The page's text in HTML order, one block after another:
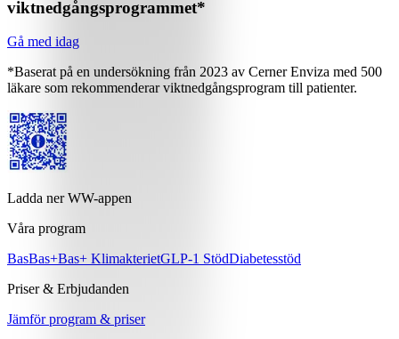
viktnedgångsprogrammet*
Gå med idag
*Baserat på en undersökning från 2023 av Cerner Enviza med 500
läkare som rekommenderar viktnedgångsprogram till patienter.
Ladda ner WW-appen
Våra program
BasBas+Bas+ KlimakterietGLP-1 StödDiabetesstöd
Priser & Erbjudanden
Jämför program & priser